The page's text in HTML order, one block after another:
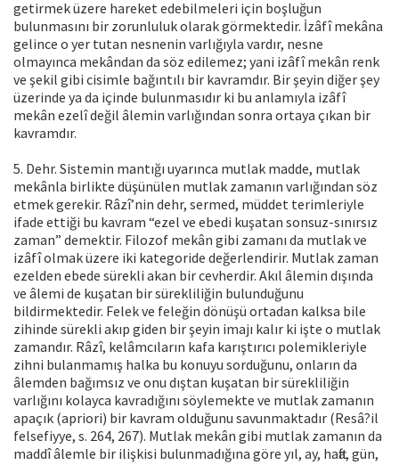
getirmek üzere hareket edebilmeleri için boşluğun
bulunmasını bir zorunluluk olarak görmektedir. İzâfî mekâna
gelince o yer tutan nesnenin varlığıyla vardır, nesne
olmayınca mekândan da söz edilemez; yani izâfî mekân renk
ve şekil gibi cisimle bağıntılı bir kavramdır. Bir şeyin diğer şey
üzerinde ya da içinde bulunmasıdır ki bu anlamıyla izâfî
mekân ezelî değil âlemin varlığından sonra ortaya çıkan bir
kavramdır.
5. Dehr. Sistemin mantığı uyarınca mutlak madde, mutlak
mekânla birlikte düşünülen mutlak zamanın varlığından söz
etmek gerekir. Râzî’nin dehr, sermed, müddet terimleriyle
ifade ettiği bu kavram “ezel ve ebedi kuşatan sonsuz-sınırsız
zaman” demektir. Filozof mekân gibi zamanı da mutlak ve
izâfî olmak üzere iki kategoride değerlendirir. Mutlak zaman
ezelden ebede sürekli akan bir cevherdir. Akıl âlemin dışında
ve âlemi de kuşatan bir sürekliliğin bulunduğunu
bildirmektedir. Felek ve feleğin dönüşü ortadan kalksa bile
zihinde sürekli akıp giden bir şeyin imajı kalır ki işte o mutlak
zamandır. Râzî, kelâmcıların kafa karıştırıcı polemikleriyle
zihni bulanmamış halka bu konuyu sorduğunu, onların da
âlemden bağımsız ve onu dıştan kuşatan bir sürekliliğin
varlığını kolayca kavradığını söylemekte ve mutlak zamanın
apaçık (apriori) bir kavram olduğunu savunmaktadır (Resâ?il
felsefiyye, s. 264, 267). Mutlak mekân gibi mutlak zamanın da
maddî âlemle bir ilişkisi bulunmadığına göre yıl, ay, hafta, gün,